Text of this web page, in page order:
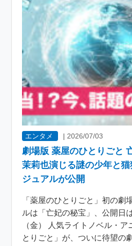
エンタメ | 2026/07/03
劇場版 薬屋のひとりごと
茉莉也演じる謎の少年と
ジュアルが公開
「薬屋のひとりごと」初の
ルは「亡妃の秘宝」、公開日
（金） 人気ライトノベル・
とりごと」が、ついに待望の